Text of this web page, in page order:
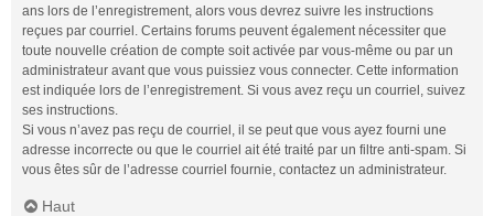
ans lors de l’enregistrement, alors vous devrez suivre les instructions
reçues par courriel. Certains forums peuvent également nécessiter que
toute nouvelle création de compte soit activée par vous-même ou par un
administrateur avant que vous puissiez vous connecter. Cette information
est indiquée lors de l’enregistrement. Si vous avez reçu un courriel, suivez
ses instructions.
Si vous n’avez pas reçu de courriel, il se peut que vous ayez fourni une
adresse incorrecte ou que le courriel ait été traité par un filtre anti-spam. Si
vous êtes sûr de l’adresse courriel fournie, contactez un administrateur.
Haut